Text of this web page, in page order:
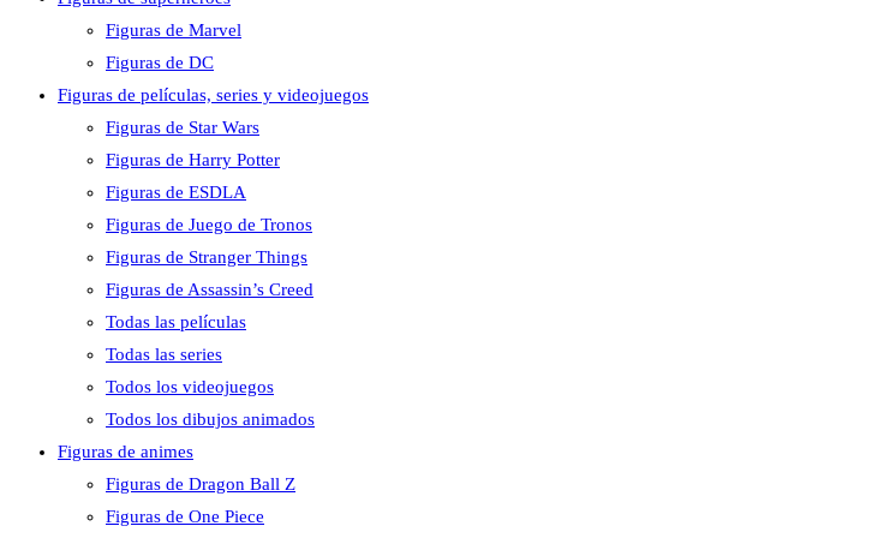
Figuras de Marvel
Figuras de DC
Figuras de películas, series y videojuegos
Figuras de Star Wars
Figuras de Harry Potter
Figuras de ESDLA
Figuras de Juego de Tronos
Figuras de Stranger Things
Figuras de Assassin’s Creed
Todas las películas
Todas las series
Todos los videojuegos
Todos los dibujos animados
Figuras de animes
Figuras de Dragon Ball Z
Figuras de One Piece